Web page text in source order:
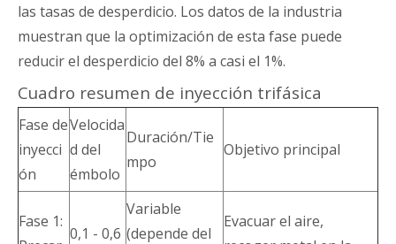
las tasas de desperdicio. Los datos de la industria
muestran que la optimización de esta fase puede
reducir el desperdicio del 8% a casi el 1%.
Cuadro resumen de inyección trifásica
Fase de
inyecci
ón
Velocida
d del
émbolo
Duración/Tie
mpo
Objetivo principal
Fase 1:
0,1 - 0,6
Variable
(depende del
Evacuar el aire,